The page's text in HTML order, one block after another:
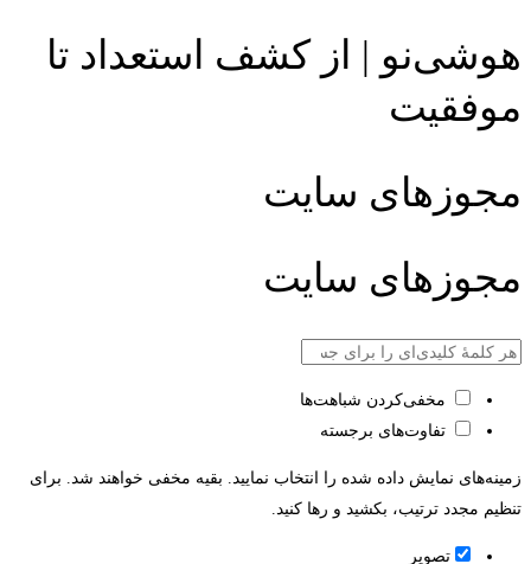
هوشی‌نو | از کشف استعداد تا
موفقیت
مجوزهای سایت
مجوزهای سایت
مخفی‌کردن شباهت‌ها
تفاوت‌های برجسته
زمینه‌های نمایش داده شده را انتخاب نمایید. بقیه مخفی خواهند شد. برای
تنظیم مجدد ترتیب، بکشید و رها کنید.
تصویر